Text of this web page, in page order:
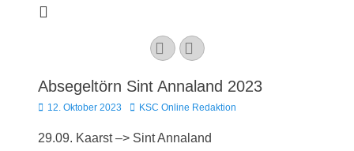
YouTubeInstagram
Absegeltörn Sint Annaland 2023
Veröffentlicht
12. Oktober 2023 AutorKSC Online Redaktion
29.09. Kaarst –> Sint Annaland